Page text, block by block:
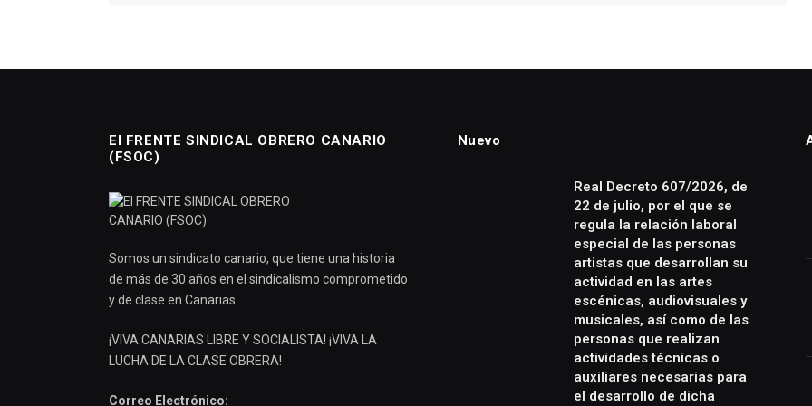
El FRENTE SINDICAL OBRERO CANARIO
(FSOC)
Somos un sindicato canario, que tiene una historia
de más de 30 años en el sindicalismo comprometido
y de clase en Canarias.
¡VIVA CANARIAS LIBRE Y SOCIALISTA! ¡VIVA LA
LUCHA DE LA CLASE OBRERA!
Correo Electrónico:
Nuevo
Real Decreto 607/2026, de
22 de julio, por el que se
regula la relación laboral
especial de las personas
artistas que desarrollan su
actividad en las artes
escénicas, audiovisuales y
musicales, así como de las
personas que realizan
actividades técnicas o
auxiliares necesarias para
el desarrollo de dicha